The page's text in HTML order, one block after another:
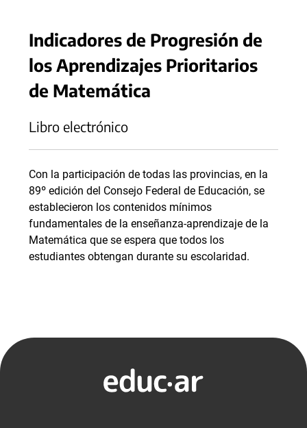
Indicadores de Progresión de
los Aprendizajes Prioritarios
de Matemática
Libro electrónico
Con la participación de todas las provincias, en la
89º edición del Consejo Federal de Educación, se
establecieron los contenidos mínimos
fundamentales de la enseñanza-aprendizaje de la
Matemática que se espera que todos los
estudiantes obtengan durante su escolaridad.